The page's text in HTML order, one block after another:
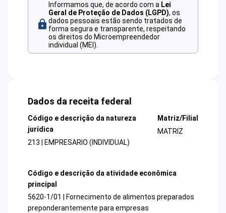
Informamos que, de acordo com a Lei
Geral de Proteção de Dados (LGPD), os
dados pessoais estão sendo tratados de
forma segura e transparente, respeitando
os direitos do Microempreendedor
individual (MEI).
Dados da receita federal
Código e descrição da natureza
jurídica
213 | EMPRESARIO (INDIVIDUAL)
Matriz/Filial
MATRIZ
Código e descrição da atividade econômica
principal
5620-1/01 | Fornecimento de alimentos preparados
preponderantemente para empresas